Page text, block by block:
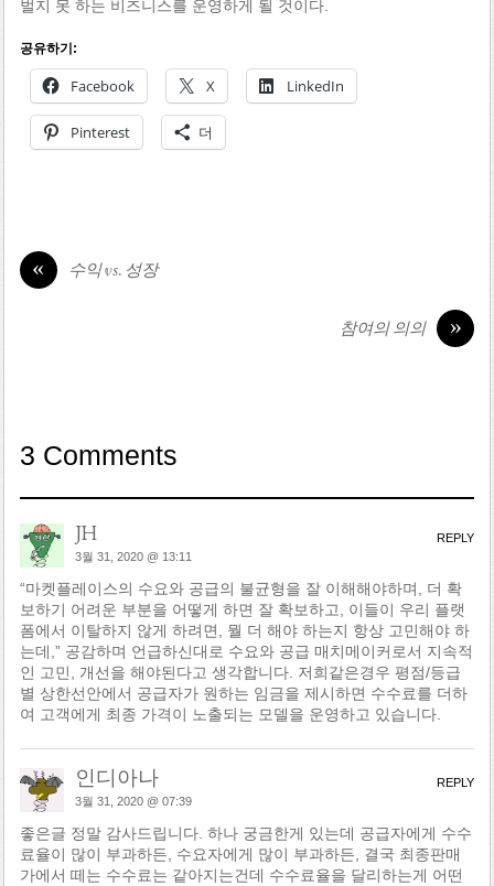
벌지 못 하는 비즈니스를 운영하게 될 것이다.
공유하기:
Facebook X LinkedIn
Pinterest 더
« 수익 vs. 성장
»
참여의 의의
3 Comments
JH
3월 31, 2020 @ 13:11
“마켓플레이스의 수요와 공급의 불균형을 잘 이해해야하며, 더 확
보하기 어려운 부분을 어떻게 하면 잘 확보하고, 이들이 우리 플랫
폼에서 이탈하지 않게 하려면, 뭘 더 해야 하는지 항상 고민해야 하
는데,” 공감하며 언급하신대로 수요와 공급 매치메이커로서 지속적
인 고민, 개선을 해야된다고 생각합니다. 저희같은경우 평점/등급
별 상한선안에서 공급자가 원하는 임금을 제시하면 수수료를 더하
여 고객에게 최종 가격이 노출되는 모델을 운영하고 있습니다.
REPLY
인디아나
3월 31, 2020 @ 07:39
좋은글 정말 감사드립니다. 하나 궁금한게 있는데 공급자에게 수수
료율이 많이 부과하든, 수요자에게 많이 부과하든, 결국 최종판매
가에서 떼는 수수료는 같아지는건데 수수료율을 달리하는게 어떤
REPLY